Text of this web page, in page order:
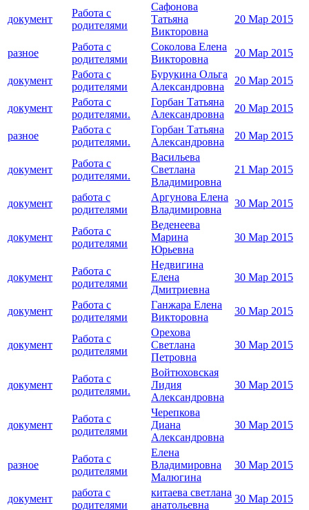
документ
Работа с
родителями
Сафонова
Татьяна
Викторовна
20 Мар 2015
разное
Работа с
родителями
Соколова Елена
Викторовна
20 Мар 2015
документ
Работа с
родителями
Бурукина Ольга
Александровна
20 Мар 2015
документ
Работа с
родителями.
Горбан Татьяна
Александровна
20 Мар 2015
разное
Работа с
родителями.
Горбан Татьяна
Александровна
20 Мар 2015
документ
Работа с
родителями.
Васильева
Светлана
Владимировна
21 Мар 2015
документ
работа с
родителями
Аргунова Елена
Владимировна
30 Мар 2015
документ
Работа с
родителями
Веденеева
Марина
Юрьевна
30 Мар 2015
документ
Работа с
родителями
Недвигина
Елена
Дмитриевна
30 Мар 2015
документ
Работа с
родителями
Ганжара Елена
Викторовна
30 Мар 2015
документ
Работа с
родителями
Орехова
Светлана
Петровна
30 Мар 2015
документ
Работа с
родителями.
Войтюховская
Лидия
Александровна
30 Мар 2015
документ
Работа с
родителями
Черепкова
Диана
Александровна
30 Мар 2015
разное
Работа с
родителями
Елена
Владимировна
Малюгина
30 Мар 2015
документ
работа с
родителями
китаева светлана
анатольевна
30 Мар 2015